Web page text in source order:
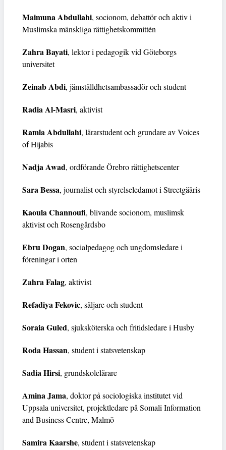
Maimuna Abdullahi, socionom, debattör och aktiv i
Muslimska mänskliga rättighetskommittén
Zahra Bayati, lektor i pedagogik vid Göteborgs
universitet
Zeinab Abdi, jämställdhetsambassadör och student
Radia Al-Masri, aktivist
Ramla Abdullahi, lärarstudent och grundare av Voices
of Hijabis
Nadja Awad, ordförande Örebro rättighetscenter
Sara Bessa, journalist och styrelseledamot i Streetgääris
Kaoula Channoufi, blivande socionom, muslimsk
aktivist och Rosengårdsbo
Ebru Dogan, socialpedagog och ungdomsledare i
föreningar i orten
Zahra Falag, aktivist
Refadiya Fekovic, säljare och student
Soraia Guled, sjuksköterska och fritidsledare i Husby
Roda Hassan, student i statsvetenskap
Sadia Hirsi, grundskolelärare
Amina Jama, doktor på sociologiska institutet vid
Uppsala universitet, projektledare på Somali Information
and Business Centre, Malmö
Samira Kaarshe, student i statsvetenskap